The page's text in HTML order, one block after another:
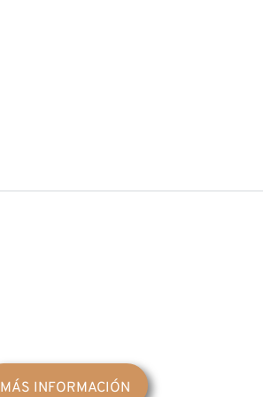
MÁS INFORMACIÓN